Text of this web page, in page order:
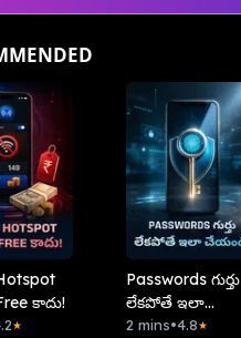
కాదు!
★
Passwords గుర్తు
లేకపోతే ఇలా
చేయండి!
2 mins•4.8★